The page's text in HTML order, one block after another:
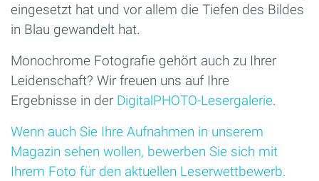
eingesetzt hat und vor allem die Tiefen des Bildes
in Blau gewandelt hat.
Monochrome Fotografie gehört auch zu Ihrer
Leidenschaft? Wir freuen uns auf Ihre
Ergebnisse in der DigitalPHOTO-Lesergalerie.
Wenn auch Sie Ihre Aufnahmen in unserem
Magazin sehen wollen, bewerben Sie sich mit
Ihrem Foto für den aktuellen Leserwettbewerb.